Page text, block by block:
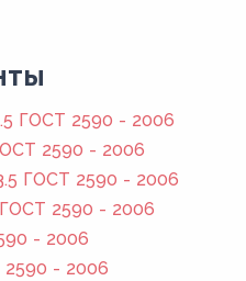
ГОСТ 2590 - 2006
2590 - 2006
ГОСТ 2590 - 2006
2590 - 2006
- 2006
- 2006